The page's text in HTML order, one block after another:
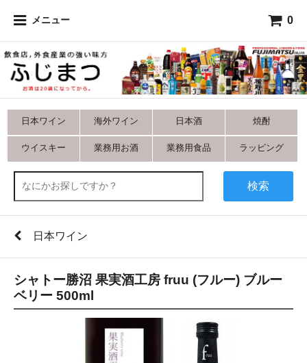
メニュー 0
日本ワイン 海外ワイン 日本酒 焼酎
ウイスキー 業務用お酒 業務用食品 ラッピング
検索
日本ワイン
シャトー勝沼 果実酒工房 fruu (フルー) ブルー
ベリー 500ml